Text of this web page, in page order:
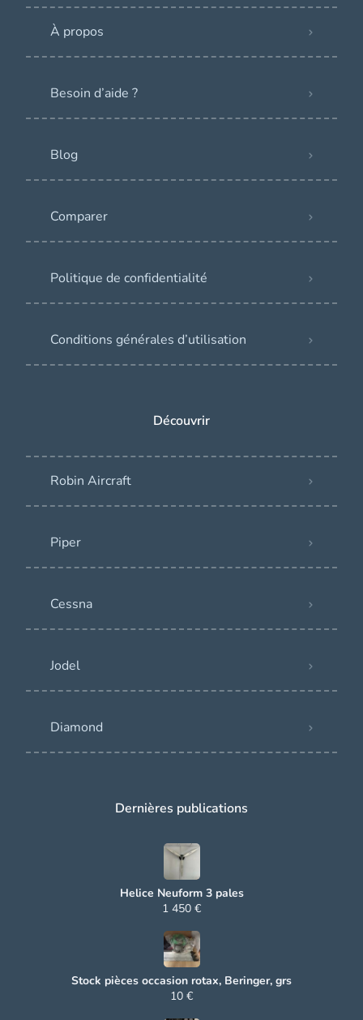
À propos
Besoin d’aide ?
Blog
Comparer
Politique de confidentialité
Conditions générales d’utilisation
Découvrir
Robin Aircraft
Piper
Cessna
Jodel
Diamond
Dernières publications
Helice Neuform 3 pales
1 450 €
Stock pièces occasion rotax, Beringer, grs
10 €